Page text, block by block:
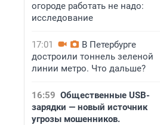
огороде работать не надо:
исследование
17:01
В Петербурге
достроили тоннель зеленой
линии метро. Что дальше?
16:59 Общественные USB-
зарядки — новый источник
угрозы мошенников.